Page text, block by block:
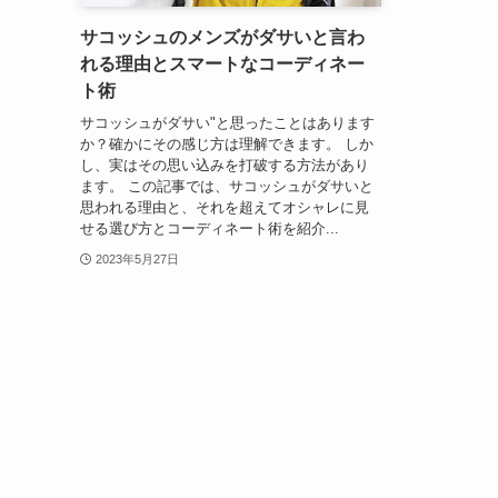
サコッシュのメンズがダサいと言わ
れる理由とスマートなコーディネー
ト術
サコッシュがダサい"と思ったことはあります
か？確かにその感じ方は理解できます。 しか
し、実はその思い込みを打破する方法があり
ます。 この記事では、サコッシュがダサいと
思われる理由と、それを超えてオシャレに見
せる選び方とコーディネート術を紹介...
2023年5月27日